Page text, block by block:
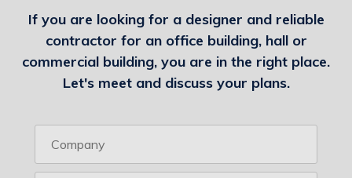
If you are looking for a designer and reliable
contractor for an office building, hall or
commercial building, you are in the right place.
Let's meet and discuss your plans.